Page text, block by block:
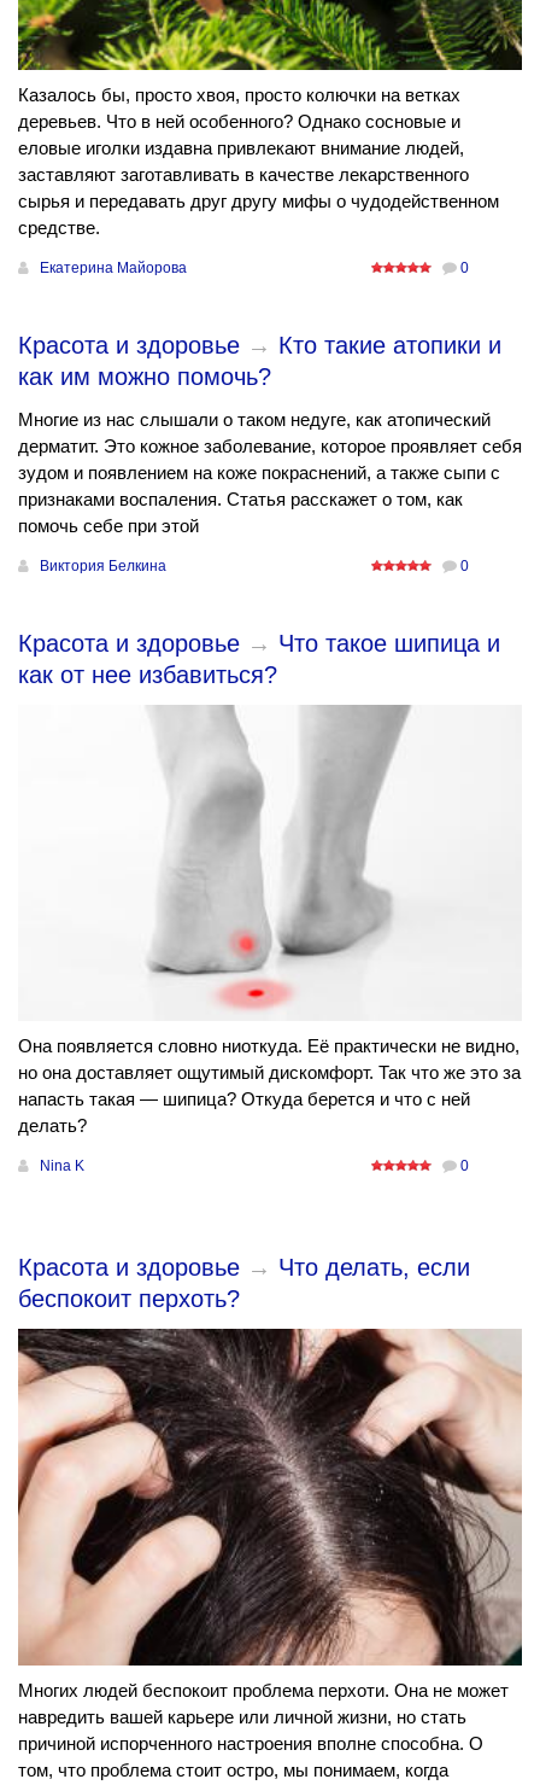
Казалось бы, просто хвоя, просто колючки на ветках
деревьев. Что в ней особенного? Однако сосновые и
еловые иголки издавна привлекают внимание людей,
заставляют заготавливать в качестве лекарственного
сырья и передавать друг другу мифы о чудодейственном
средстве.
Екатерина Майорова 0
Красота и здоровье → Кто такие атопики и
как им можно помочь?
Многие из нас слышали о таком недуге, как атопический
дерматит. Это кожное заболевание, которое проявляет себя
зудом и появлением на коже покраснений, а также сыпи с
признаками воспаления. Статья расскажет о том, как
помочь себе при этой
Виктория Белкина 0
Красота и здоровье → Что такое шипица и
как от нее избавиться?
Она появляется словно ниоткуда. Её практически не видно,
но она доставляет ощутимый дискомфорт. Так что же это за
напасть такая — шипица? Откуда берется и что с ней
делать?
Nina K 0
Красота и здоровье → Что делать, если
беспокоит перхоть?
Многих людей беспокоит проблема перхоти. Она не может
навредить вашей карьере или личной жизни, но стать
причиной испорченного настроения вполне способна. О
том, что проблема стоит остро, мы понимаем, когда